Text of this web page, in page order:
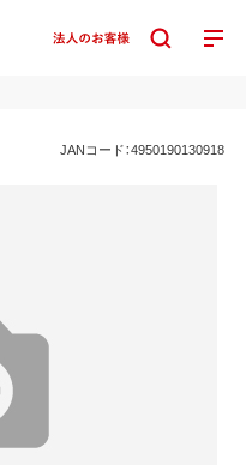
JANコード：4950190130918